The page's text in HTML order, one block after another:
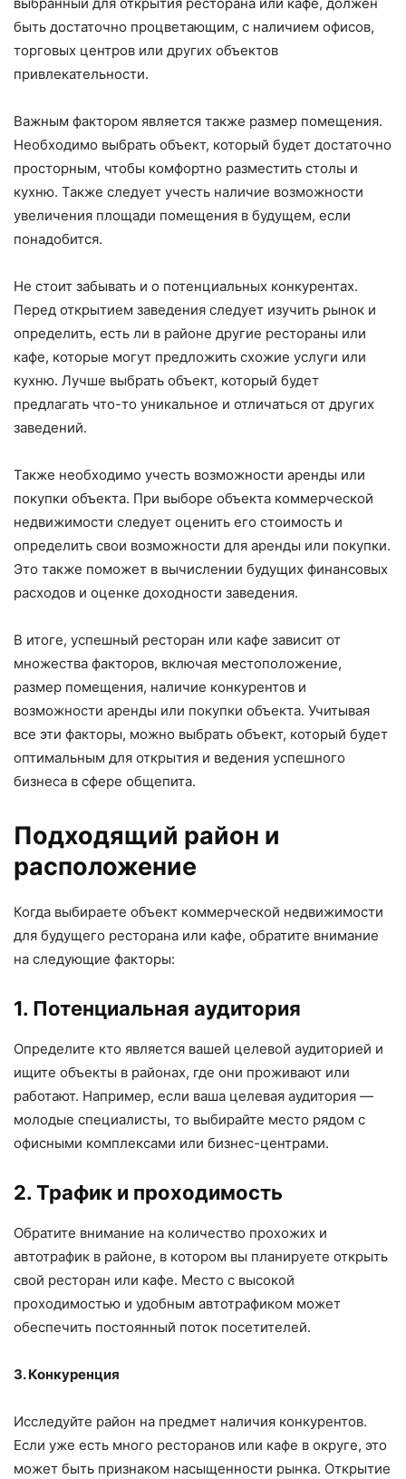
быть достаточно процветающим, с наличием офисов,
торговых центров или других объектов
привлекательности.
Важным фактором является также размер помещения.
Необходимо выбрать объект, который будет достаточно
просторным, чтобы комфортно разместить столы и
кухню. Также следует учесть наличие возможности
увеличения площади помещения в будущем, если
понадобится.
Не стоит забывать и о потенциальных конкурентах.
Перед открытием заведения следует изучить рынок и
определить, есть ли в районе другие рестораны или
кафе, которые могут предложить схожие услуги или
кухню. Лучше выбрать объект, который будет
предлагать что-то уникальное и отличаться от других
заведений.
Также необходимо учесть возможности аренды или
покупки объекта. При выборе объекта коммерческой
недвижимости следует оценить его стоимость и
определить свои возможности для аренды или покупки.
Это также поможет в вычислении будущих финансовых
расходов и оценке доходности заведения.
В итоге, успешный ресторан или кафе зависит от
множества факторов, включая местоположение,
размер помещения, наличие конкурентов и
возможности аренды или покупки объекта. Учитывая
все эти факторы, можно выбрать объект, который будет
оптимальным для открытия и ведения успешного
бизнеса в сфере общепита.
Подходящий район и
расположение
Когда выбираете объект коммерческой недвижимости
для будущего ресторана или кафе, обратите внимание
на следующие факторы:
1. Потенциальная аудитория
Определите кто является вашей целевой аудиторией и
ищите объекты в районах, где они проживают или
работают. Например, если ваша целевая аудитория —
молодые специалисты, то выбирайте место рядом с
офисными комплексами или бизнес-центрами.
2. Трафик и проходимость
Обратите внимание на количество прохожих и
автотрафик в районе, в котором вы планируете открыть
свой ресторан или кафе. Место с высокой
проходимостью и удобным автотрафиком может
обеспечить постоянный поток посетителей.
3. Конкуренция
Исследуйте район на предмет наличия конкурентов.
Если уже есть много ресторанов или кафе в округе, это
может быть признаком насыщенности рынка. Открытие